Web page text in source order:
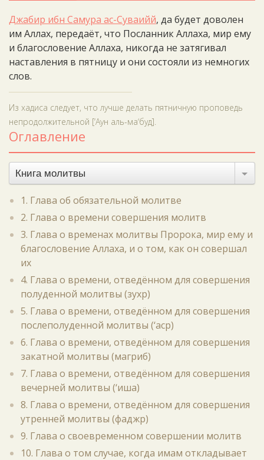
Джабир ибн Самура ас-Суваийй, да будет доволен
им Аллах, передаёт, что Посланник Аллаха, мир ему
и благословение Аллаха, никогда не затягивал
наставления в пятницу и они состояли из немногих
слов.
Из хадиса следует, что лучше делать пятничную проповедь
непродолжительной [‘Аун аль-ма‘буд].
Оглавление
Книга молитвы
1. Глава об обязательной молитве
2. Глава о времени совершения молитв
3. Глава о временах молитвы Пророка, мир ему и
благословение Аллаха, и о том, как он совершал
их
4. Глава о времени, отведённом для совершения
полуденной молитвы (зухр)
5. Глава о времени, отведённом для совершения
послеполуденной молитвы (‘аср)
6. Глава о времени, отведённом для совершения
закатной молитвы (магриб)
7. Глава о времени, отведённом для совершения
вечерней молитвы (‘иша)
8. Глава о времени, отведённом для совершения
утренней молитвы (фаджр)
9. Глава о своевременном совершении молитв
10. Глава о том случае, когда имам откладывает